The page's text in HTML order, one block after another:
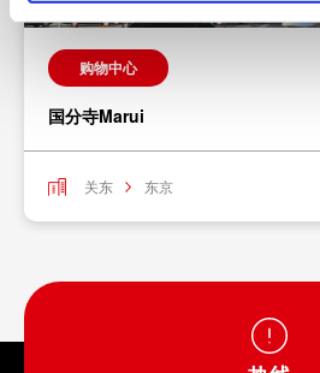
购物中心
国分寺Marui
关东 东京